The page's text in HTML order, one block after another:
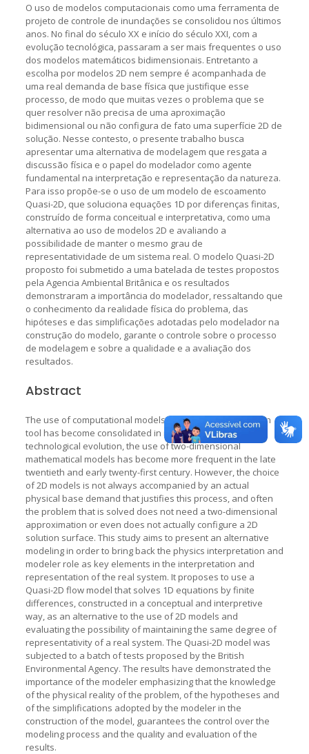
O uso de modelos computacionais como uma ferramenta de
projeto de controle de inundações se consolidou nos últimos
anos. No final do século XX e início do século XXI, com a
evolução tecnológica, passaram a ser mais frequentes o uso
dos modelos matemáticos bidimensionais. Entretanto a
escolha por modelos 2D nem sempre é acompanhada de
uma real demanda de base física que justifique esse
processo, de modo que muitas vezes o problema que se
quer resolver não precisa de uma aproximação
bidimensional ou não configura de fato uma superfície 2D de
solução. Nesse contesto, o presente trabalho busca
apresentar uma alternativa de modelagem que resgata a
discussão física e o papel do modelador como agente
fundamental na interpretação e representação da natureza.
Para isso propõe-se o uso de um modelo de escoamento
Quasi-2D, que soluciona equações 1D por diferenças finitas,
construído de forma conceitual e interpretativa, como uma
alternativa ao uso de modelos 2D e avaliando a
possibilidade de manter o mesmo grau de
representatividade de um sistema real. O modelo Quasi-2D
proposto foi submetido a uma batelada de testes propostos
pela Agencia Ambiental Britânica e os resultados
demonstraram a importância do modelador, ressaltando que
o conhecimento da realidade física do problema, das
hipóteses e das simplificações adotadas pelo modelador na
construção do modelo, garante o controle sobre o processo
de modelagem e sobre a qualidade e a avaliação dos
resultados.
Abstract
The use of computational models as a flood control design
tool has become consolidated in recent years. Due to
technological evolution, the use of two-dimensional
mathematical models has become more frequent in the late
twentieth and early twenty-first century. However, the choice
of 2D models is not always accompanied by an actual
physical base demand that justifies this process, and often
the problem that is solved does not need a two-dimensional
approximation or even does not actually configure a 2D
solution surface. This study aims to present an alternative
modeling in order to bring back the physics interpretation and
modeler role as key elements in the interpretation and
representation of the real system. It proposes to use a
Quasi-2D flow model that solves 1D equations by finite
differences, constructed in a conceptual and interpretive
way, as an alternative to the use of 2D models and
evaluating the possibility of maintaining the same degree of
representativity of a real system. The Quasi-2D model was
subjected to a batch of tests proposed by the British
Environmental Agency. The results have demonstrated the
importance of the modeler emphasizing that the knowledge
of the physical reality of the problem, of the hypotheses and
of the simplifications adopted by the modeler in the
construction of the model, guarantees the control over the
modeling process and the quality and evaluation of the
results.